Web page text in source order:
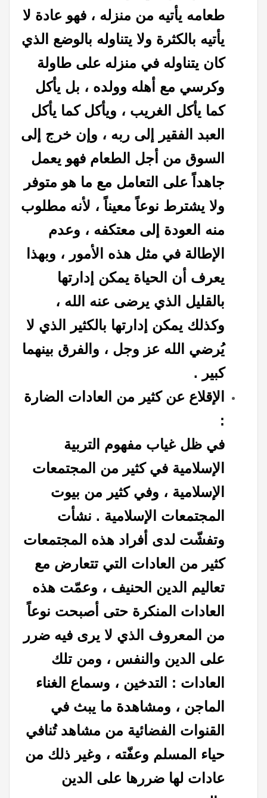
طعامه يأتيه من منزله ، فهو عادة لا
يأتيه بالكثرة ولا يتناوله بالوضع الذي
كان يتناوله في منزله على طاولة
وكرسي مع أهله وولده ، بل يأكل
كما يأكل الغريب ، ويأكل كما يأكل
العبد الفقير إلى ربه ، وإن خرج إلى
السوق من أجل الطعام فهو يعمل
جاهداً على التعامل مع ما هو متوفر
ولا يشترط نوعاً معيناً ، لأنه مطلوب
منه العودة إلى معتكفه ، وعدم
الإطالة في مثل هذه الأمور ، وبهذا
يعرف أن الحياة يمكن إدارتها
بالقليل الذي يرضى عنه الله ،
وكذلك يمكن إدارتها بالكثير الذي لا
يُرضي الله عز وجل ، والفرق بينهما
كبير .
الإقلاع عن كثير من العادات الضارة
:
في ظل غياب مفهوم التربية
الإسلامية في كثير من المجتمعات
الإسلامية ، وفي كثير من بيوت
المجتمعات الإسلامية . نشأت
وتفشّت لدى أفراد هذه المجتمعات
كثير من العادات التي تتعارض مع
تعاليم الدين الحنيف ، وعمّت هذه
العادات المنكرة حتى أصبحت نوعاً
من المعروف الذي لا يرى فيه ضرر
على الدين والنفس ، ومن تلك
العادات : التدخين ، وسماع الغناء
الماجن ، ومشاهدة ما يبث في
القنوات الفضائية من مشاهد تُنافي
حياء المسلم وعفّته ، وغير ذلك من
عادات لها ضررها على الدين